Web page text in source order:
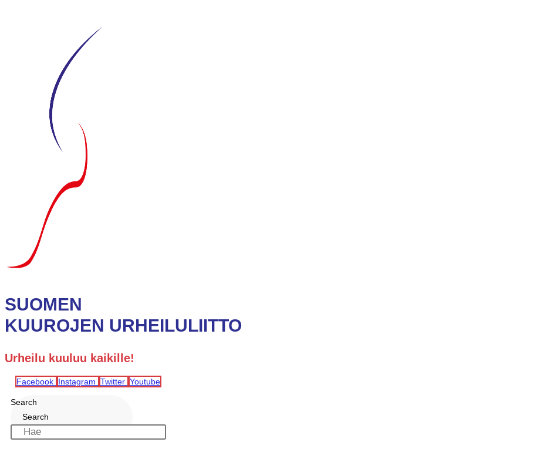
SUOMEN
KUUROJEN URHEILULIITTO
Urheilu kuuluu kaikille!
Facebook Instagram Twitter Youtube
Search
Search